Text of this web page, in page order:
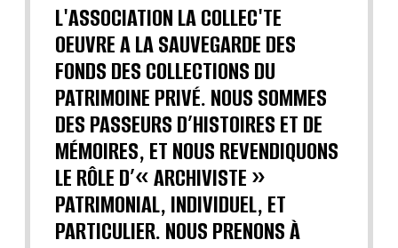
L'ASSOCIATION LA COLLEC'TE
OEUVRE A LA SAUVEGARDE DES
FONDS DES COLLECTIONS DU
PATRIMOINE PRIVÉ. NOUS SOMMES
DES PASSEURS D’HISTOIRES ET DE
MÉMOIRES, ET NOUS REVENDIQUONS
LE RÔLE D’« ARCHIVISTE »
PATRIMONIAL, INDIVIDUEL, ET
PARTICULIER. NOUS PRENONS À